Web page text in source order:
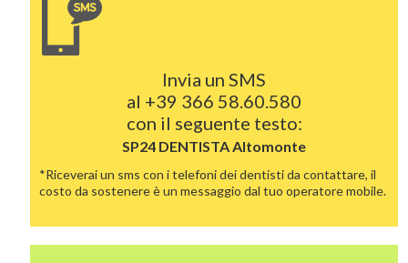
Invia un SMS
al +39 366 58.60.580
con il seguente testo:
SP24 DENTISTAAltomonte
*Riceverai un sms con i telefoni dei dentisti da contattare, il
costo da sostenere è un messaggio dal tuo operatore mobile.